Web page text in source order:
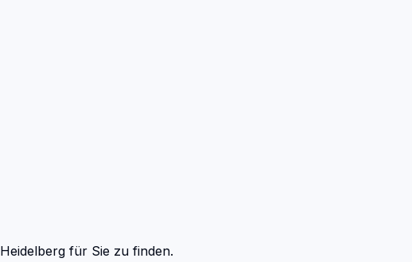
Heidelberg für Sie zu finden.